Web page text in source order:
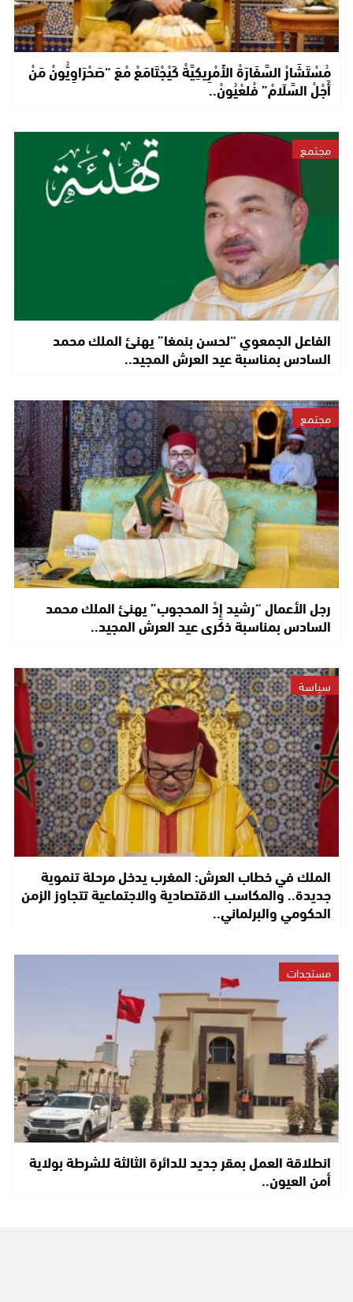
مُسْتَشَارْ السَّفَارَةْ الأَمْرِيكِيَّةْ كَيْجْتَامَعْ مْعَ “صَحْرَاوِيُّونْ مَنْ
أَجْلْ السَّلَامْ” فْلعْيُونْ..
مجتمع
الفاعل الجمعوي “لحسن بنمغا” يهنئ الملك محمد
السادس بمناسبة عيد العرش المجيد..
مجتمع
رجل الأعمال “رشيد إِدْ المحجوب” يهنئ الملك محمد
السادس بمناسبة ذكرى عيد العرش المجيد..
سياسة
الملك في خطاب العرش: المغرب يدخل مرحلة تنموية
جديدة.. والمكاسب الاقتصادية والاجتماعية تتجاوز الزمن
الحكومي والبرلماني..
مستجدات
انطلاقة العمل بمقر جديد للدائرة الثالثة للشرطة بولاية
أمن العيون..